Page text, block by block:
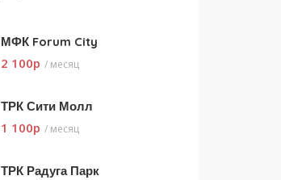
МФК Forum City
2 100p / месяц
ТРК Сити Молл
1 100p / месяц
ТРК Радуга Парк